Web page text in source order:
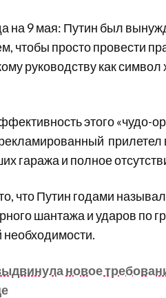
на 9 мая: Путин был
чтобы просто провести
руководству как символ
этого «чудо-
гаража и полное
что Путин годами
шантажа и ударов по
необходимости.
новое